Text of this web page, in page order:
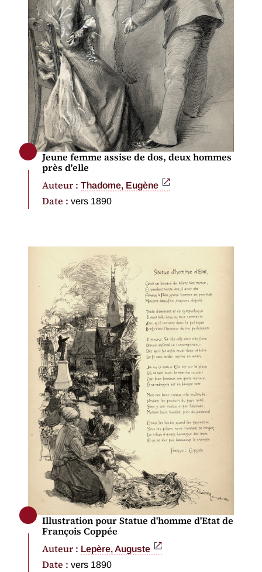
Jeune femme assise de dos, deux hommes
près d'elle
Auteur : Thadome, Eugène
Date : vers 1890
Illustration pour Statue d'homme d'Etat de
François Coppée
Auteur : Lepère, Auguste
Date : vers 1890